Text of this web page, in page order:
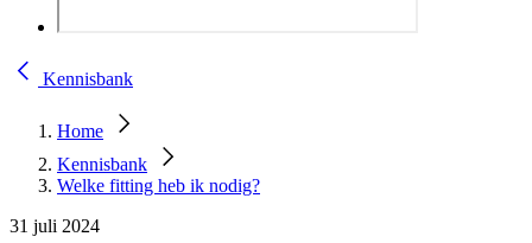
Kennisbank
Home
Kennisbank
Welke fitting heb ik nodig?
31 juli 2024